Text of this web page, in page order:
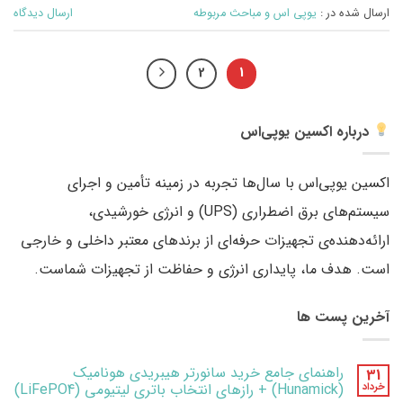
ارسال شده در : یوپی اس و مباحث مربوطه ارسال دیدگاه
1
2
درباره اکسین یوپی‌اس
اکسین یوپی‌اس با سال‌ها تجربه در زمینه تأمین و اجرای
سیستم‌های برق اضطراری (UPS) و انرژی خورشیدی،
ارائه‌دهنده‌ی تجهیزات حرفه‌ای از برندهای معتبر داخلی و خارجی
است. هدف ما، پایداری انرژی و حفاظت از تجهیزات شماست.
آخرین پست ها
31
خرداد
راهنمای جامع خرید سانورتر هیبریدی هونامیک
(Hunamick) + رازهای انتخاب باتری لیتیومی (LiFePO4)